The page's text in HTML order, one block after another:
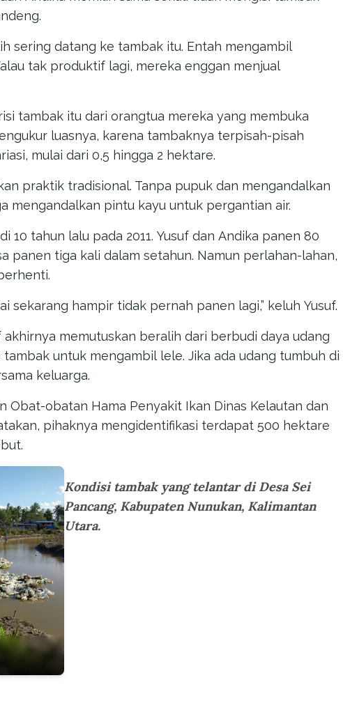
sering datang ke tambak itu. Entah mengambil
tak produktif lagi, mereka enggan menjual
tambak itu dari orangtua mereka yang membuka
luasnya, karena tambaknya terpisah-pisah
mulai dari 0,5 hingga 2 hektare.
praktik tradisional. Tanpa pupuk dan mengandalkan
mengandalkan pintu kayu untuk pergantian air.
10 tahun lalu pada 2011. Yusuf dan Andika panen 80
panen tiga kali dalam setahun. Namun perlahan-lahan,
sekarang hampir tidak pernah panen lagi,” keluh Yusuf.
memutuskan beralih dari berbudi daya udang
untuk mengambil lele. Jika ada udang tumbuh di
keluarga.
Obat-obatan Hama Penyakit Ikan Dinas Kelautan dan
pihaknya mengidentifikasi terdapat 500 hektare
Kondisi tambak yang telantar di Desa Sei
Pancang, Kabupaten Nunukan, Kalimantan
Utara.